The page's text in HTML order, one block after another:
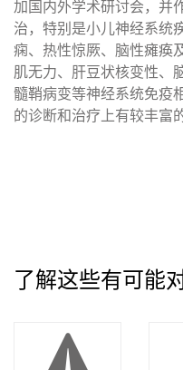
加国内外学术研讨会，并
治，特别是小儿神经系统
痫、热性惊厥、脑性瘫痪
肌无力、肝豆状核变性、
髓鞘病变等神经系统免疫
的诊断和治疗上有较丰富
了解这些有可能